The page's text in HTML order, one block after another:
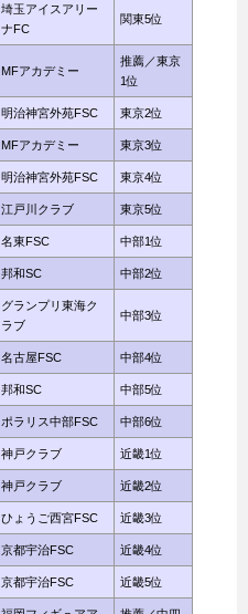
埼玉アイスアリー
ナFC
関東5位
MFアカデミー
推薦／東京
1位
明治神宮外苑FSC 東京2位
MFアカデミー 東京3位
明治神宮外苑FSC 東京4位
江戸川クラブ 東京5位
名東FSC 中部1位
邦和SC 中部2位
グランプリ東海ク
ラブ
中部3位
名古屋FSC 中部4位
邦和SC 中部5位
ポラリス中部FSC 中部6位
神戸クラブ 近畿1位
神戸クラブ 近畿2位
ひょうご西宮FSC 近畿3位
京都宇治FSC 近畿4位
京都宇治FSC 近畿5位